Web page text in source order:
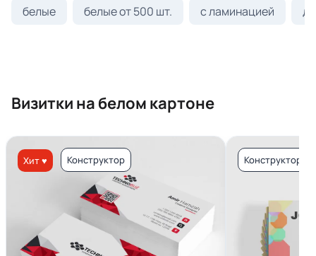
белые белые от 500 шт. с ламинацией
Визитки на белом картоне
Хит ♥ Конструктор Конструктор